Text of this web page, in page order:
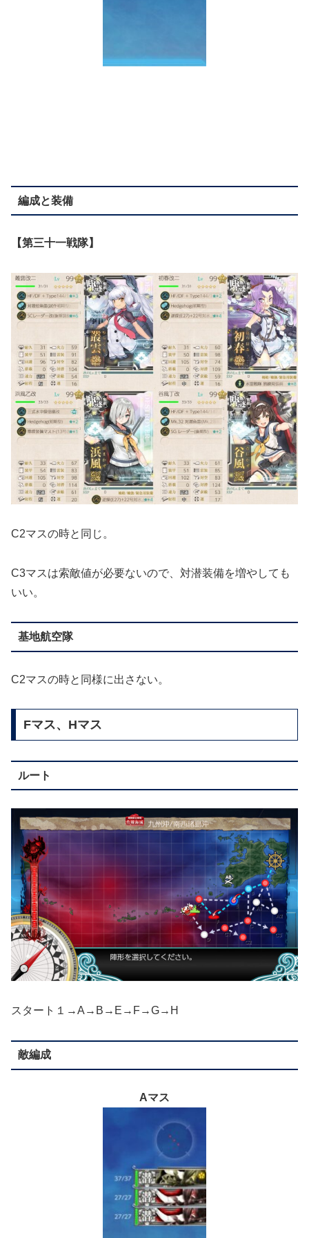
編成と装備
【第三十一戦隊】
C2マスの時と同じ。
C3マスは索敵値が必要ないので、対潜装備を増やしても
いい。
基地航空隊
C2マスの時と同様に出さない。
Fマス、Hマス
ルート
スタート１→A→B→E→F→G→H
敵編成
Aマス